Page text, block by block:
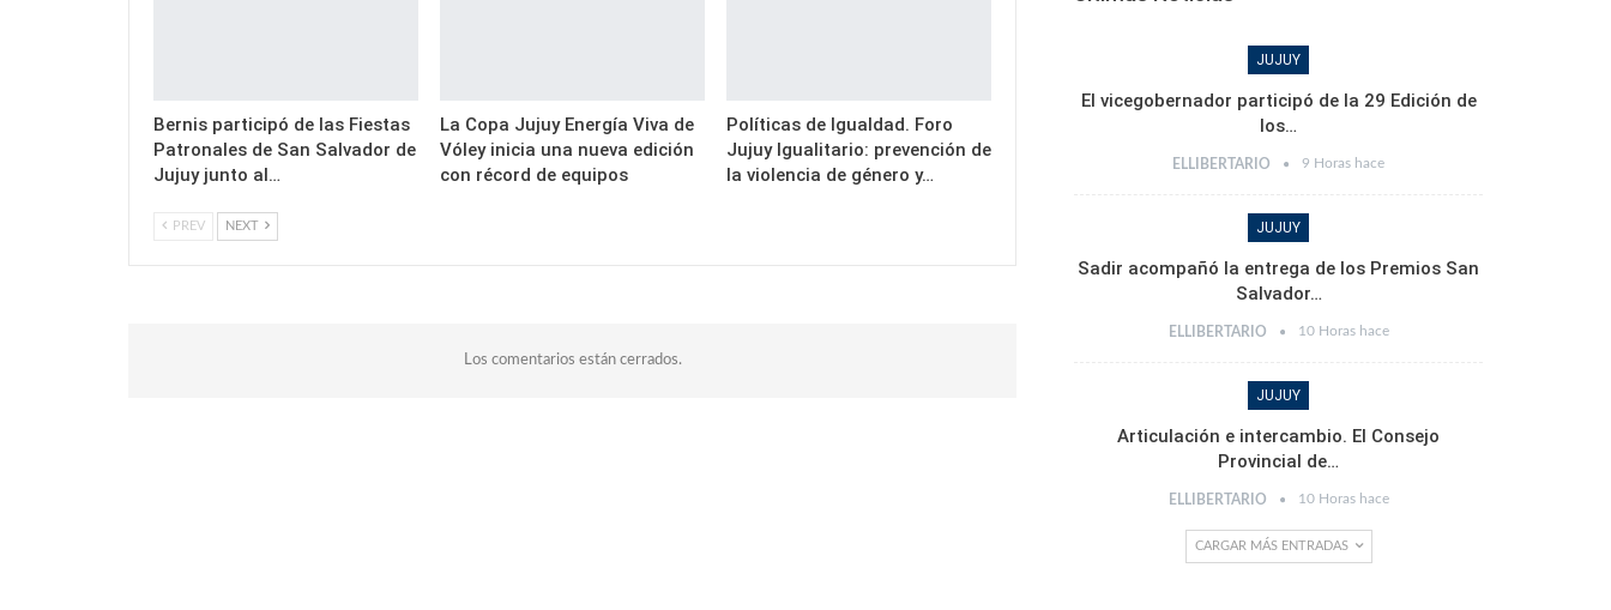
Bernis participó de las Fiestas
Patronales de San Salvador de
Jujuy junto al…
La Copa Jujuy Energía Viva de
Vóley inicia una nueva edición
con récord de equipos
Políticas de Igualdad. Foro
Jujuy Igualitario: prevención de
la violencia de género y…
PREV NEXT
Los comentarios están cerrados.
JUJUY
El vicegobernador participó de la 29 Edición de
los…
ELLIBERTARIO 9 Horas hace
JUJUY
Sadir acompañó la entrega de los Premios San
Salvador…
ELLIBERTARIO 10 Horas hace
JUJUY
Articulación e intercambio. El Consejo
Provincial de…
ELLIBERTARIO 10 Horas hace
CARGAR MÁS ENTRADAS